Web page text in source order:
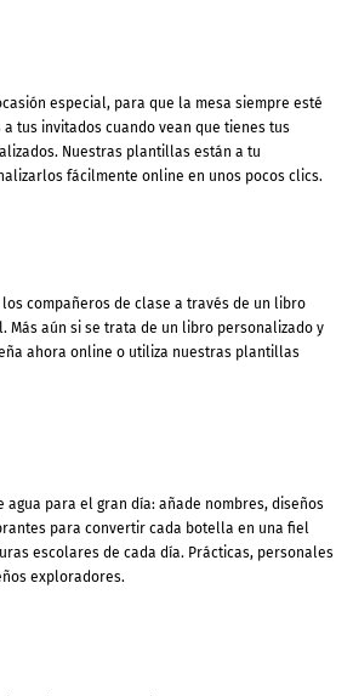
especial, para que la mesa siempre esté
tus invitados cuando vean que tienes tus
Nuestras plantillas están a tu
fácilmente online en unos pocos clics.
compañeros de clase a través de un libro
Más aún si se trata de un libro personalizado y
ahora online o utiliza nuestras plantillas
agua para el gran día: añade nombres, diseños
para convertir cada botella en una fiel
escolares de cada día. Prácticas, personales
exploradores.